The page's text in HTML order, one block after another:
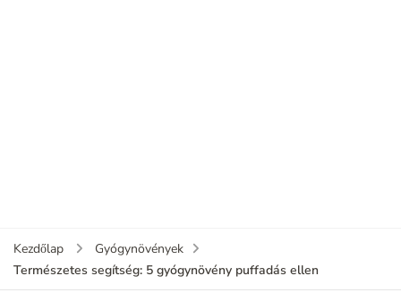
Kezdőlap
Gyógynövények
Természetes segítség: 5 gyógynövény puffadás ellen